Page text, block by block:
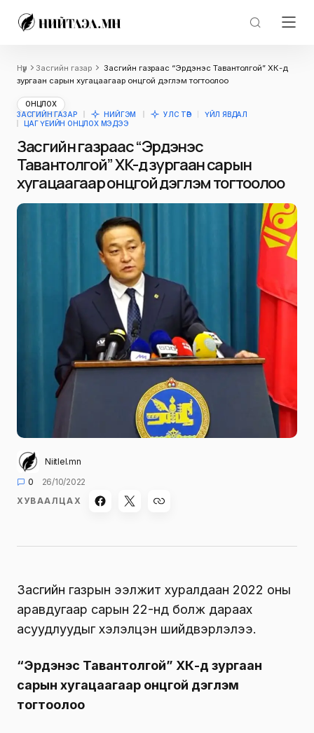
Нүүр Засгийн газар
Засгийн газраас “Эрдэнэс Тавантолгой” ХК-д
зургаан сарын хугацаагаар онцгой дэглэм тогтоолоо
ОНЦЛОХ
ЗАСГИЙН ГАЗАР
НИЙГЭМ УЛС ТӨР
ҮЙЛ ЯВДАЛ
ЦАГ ҮЕИЙН ОНЦЛОХ МЭДЭЭ
Засгийн газраас “Эрдэнэс
Тавантолгой” ХК-д зургаан сарын
хугацаагаар онцгой дэглэм тогтоолоо
Niitlel.mn
0
26/10/2022
ХУВААЛЦАХ
Засгийн газрын ээлжит хуралдаан 2022 оны
аравдугаар сарын 22-нд болж дараах
асуудлуудыг хэлэлцэн шийдвэрлэлээ.
“Эрдэнэс Тавантолгой” ХК-д зургаан
сарын хугацаагаар онцгой дэглэм
тогтоолоо